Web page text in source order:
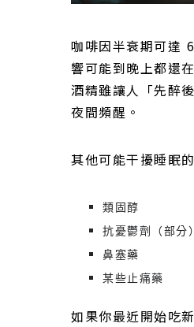
咖啡因半衰期可達
響可能到晚上都還
酒精雖讓人「先醉
夜間頻醒。
其他可能干擾睡眠
類固醇
抗憂鬱劑（部分）
鼻塞藥
某些止痛藥
如果你最近開始吃